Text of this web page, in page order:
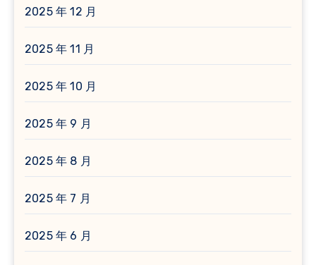
2025 年 12 月
2025 年 11 月
2025 年 10 月
2025 年 9 月
2025 年 8 月
2025 年 7 月
2025 年 6 月